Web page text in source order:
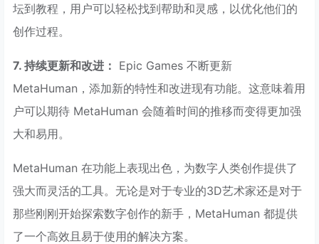
坛到教程，用户可以轻松找到帮助和灵感，以优化他们的
创作过程。
7. 持续更新和改进： Epic Games 不断更新
MetaHuman，添加新的特性和改进现有功能。这意味着用
户可以期待 MetaHuman 会随着时间的推移而变得更加强
大和易用。
MetaHuman 在功能上表现出色，为数字人类创作提供了
强大而灵活的工具。无论是对于专业的3D艺术家还是对于
那些刚刚开始探索数字创作的新手，MetaHuman 都提供
了一个高效且易于使用的解决方案。